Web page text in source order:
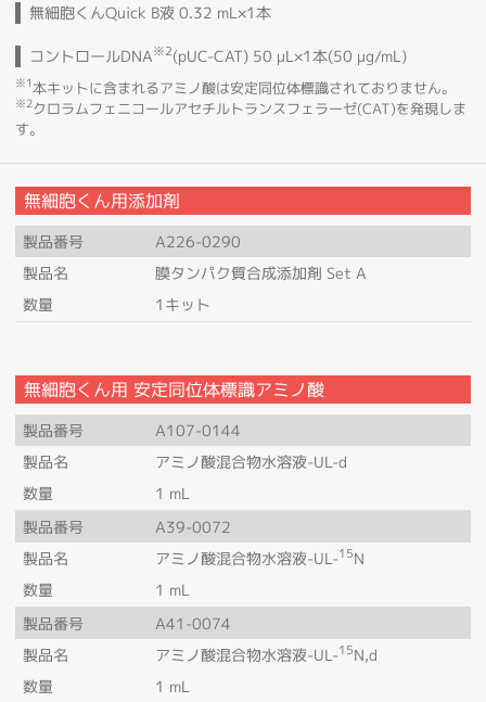
無細胞くんQuick B液 0.32 mL×1本
コントロールDNA※2(pUC-CAT) 50 µL×1本(50 µg/mL)
※1本キットに含まれるアミノ酸は安定同位体標識されておりません。
※2クロラムフェニコールアセチルトランスフェラーゼ(CAT)を発現しま
す。
無細胞くん用添加剤
製品番号
A226-0290
製品名
膜タンパク質合成添加剤 Set A
数量
1キット
無細胞くん用 安定同位体標識アミノ酸
製品番号
A107-0144
製品名
アミノ酸混合物水溶液-UL-d
数量
1 mL
製品番号
A39-0072
製品名
アミノ酸混合物水溶液-UL-15N
数量
1 mL
製品番号
A41-0074
製品名
アミノ酸混合物水溶液-UL-15N,d
数量
1 mL